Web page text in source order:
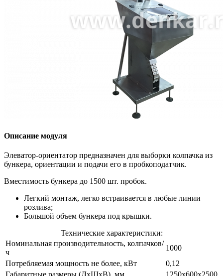
Описание модуля
Элеватор-ориентатор предназначен для выборки колпачка из
бункера, ориентации и подачи его в пробкоподатчик.
Вместимость бункера до 1500 шт. пробок.
Легкий монтаж, легко встраивается в любые линии
розлива;
Большой объем бункера под крышки.
Технические характеристики:
Номинальная производительность, колпачков/
ч
1000
Потребляемая мощность не более, кВт
0,12
Габаритные размеры (ДхШхВ), мм
1250х600х2500